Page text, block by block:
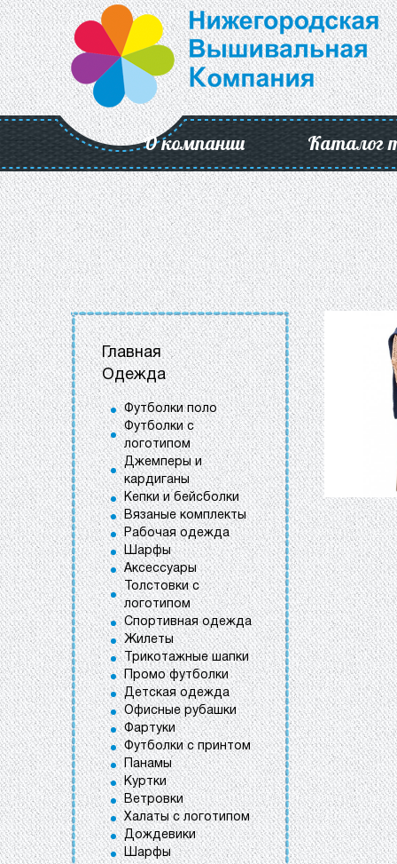
О компании Каталог
Главная
Одежда
Футболки поло
Футболки с
логотипом
Джемперы и
кардиганы
Кепки и бейсболки
Вязаные комплекты
Рабочая одежда
Шарфы
Аксессуары
Толстовки с
логотипом
Спортивная одежда
Жилеты
Трикотажные шапки
Промо футболки
Детская одежда
Офисные рубашки
Фартуки
Футболки с принтом
Панамы
Куртки
Ветровки
Халаты с логотипом
Дождевики
Шарфы